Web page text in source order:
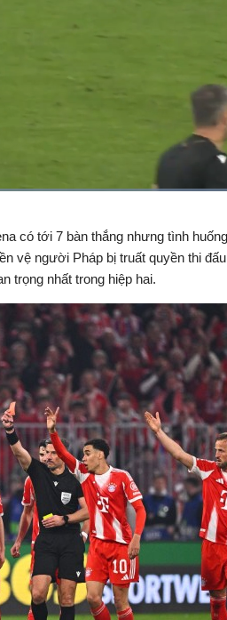
có tới 7 bàn thắng nhưng tình
vệ người Pháp bị truất quyền thi
trọng nhất trong hiệp hai.